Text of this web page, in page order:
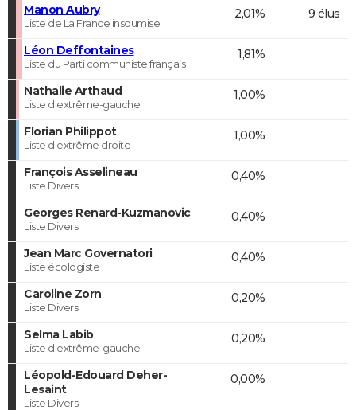
Manon Aubry
Liste de La France insoumise
2,01% 9 élus
Léon Deffontaines
Liste du Parti communiste français
1,81%
Nathalie Arthaud
Liste d'extrême-gauche
1,00%
Florian Philippot
Liste d'extrême droite
1,00%
François Asselineau
Liste Divers
0,40%
Georges Renard-Kuzmanovic
Liste Divers
0,40%
Jean Marc Governatori
Liste écologiste
0,40%
Caroline Zorn
Liste Divers
0,20%
Selma Labib
Liste d'extrême-gauche
0,20%
Léopold-Edouard Deher-
Lesaint
Liste Divers
0,00%